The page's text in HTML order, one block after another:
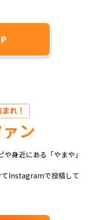
ン
身近にある「やまや」
てInstagramで投稿して